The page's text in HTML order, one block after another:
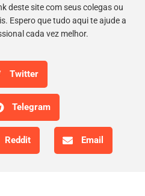
deste site com seus colegas ou
Espero que tudo aqui te ajude a
cada vez melhor.
Twitter
Telegram
Reddit Email